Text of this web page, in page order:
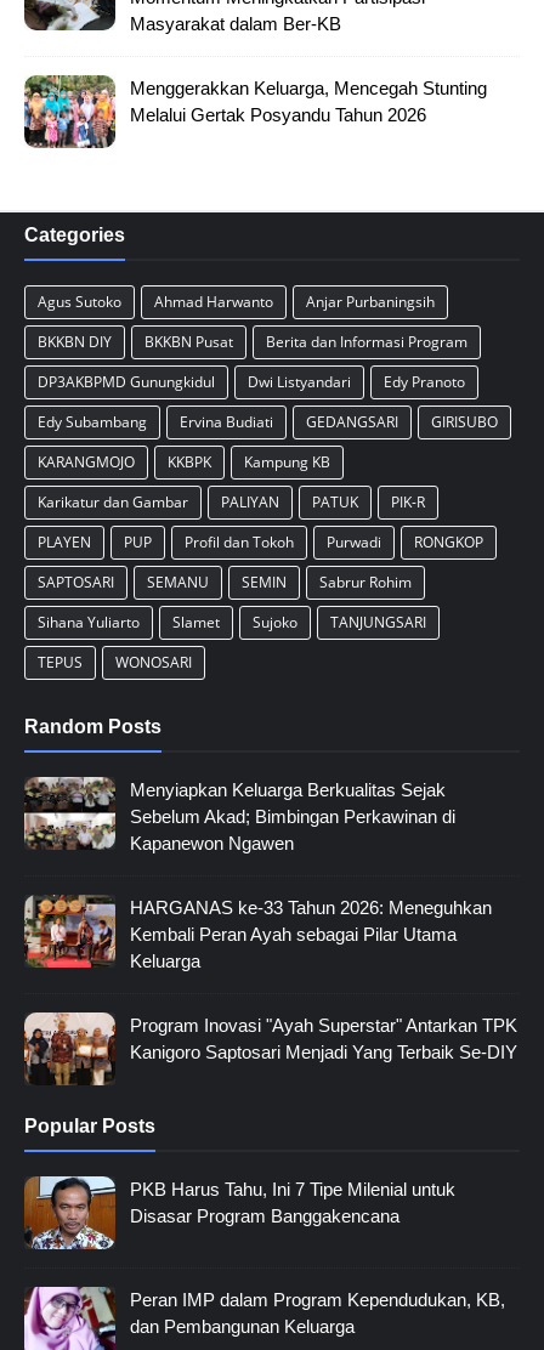
Masyarakat dalam Ber-KB
Menggerakkan Keluarga, Mencegah Stunting
Melalui Gertak Posyandu Tahun 2026
Categories
Agus Sutoko Ahmad Harwanto
Anjar Purbaningsih
BKKBN DIY
BKKBN Pusat
Berita dan Informasi Program
DP3AKBPMD Gunungkidul
Dwi Listyandari
Edy Pranoto
Edy Subambang
Ervina Budiati GEDANGSARI
GIRISUBO
KARANGMOJO
KKBPK
Kampung KB
Karikatur dan Gambar
PALIYAN PATUK
PIK-R
PLAYEN
PUP Profil dan Tokoh Purwadi
RONGKOP
SAPTOSARI
SEMANU SEMIN
Sabrur Rohim
Sihana Yuliarto
Slamet Sujoko
TANJUNGSARI
TEPUS
WONOSARI
Random Posts
Menyiapkan Keluarga Berkualitas Sejak
Sebelum Akad; Bimbingan Perkawinan di
Kapanewon Ngawen
HARGANAS ke-33 Tahun 2026: Meneguhkan
Kembali Peran Ayah sebagai Pilar Utama
Keluarga
Program Inovasi "Ayah Superstar" Antarkan TPK
Kanigoro Saptosari Menjadi Yang Terbaik Se-DIY
Popular Posts
PKB Harus Tahu, Ini 7 Tipe Milenial untuk
Disasar Program Banggakencana
Peran IMP dalam Program Kependudukan, KB,
dan Pembangunan Keluarga